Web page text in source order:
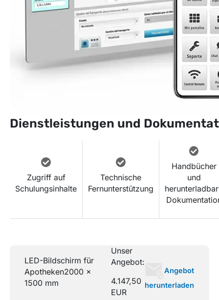
Dienstleistungen und
Zugriff auf
Schulungsinhalte
Technische
Fernunterstützung
Handbücher
und
LED-Bildschirm für
Apotheken2000 x
1500 mm
Unser
Angebot:
4.147,50
EUR
Angebot
herunterladen